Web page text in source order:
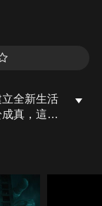
全新生活
真，這次